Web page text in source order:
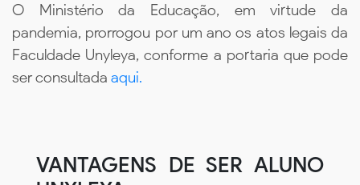
O Ministério da Educação, em virtude da
pandemia, prorrogou por um ano os atos legais da
Faculdade Unyleya, conforme a portaria que pode
ser consultada aqui.
VANTAGENS DE SER ALUNO